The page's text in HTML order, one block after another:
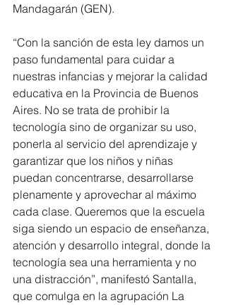
Mandagarán (GEN).
“Con la sanción de esta ley damos un
paso fundamental para cuidar a
nuestras infancias y mejorar la calidad
educativa en la Provincia de Buenos
Aires. No se trata de prohibir la
tecnología sino de organizar su uso,
ponerla al servicio del aprendizaje y
garantizar que los niños y niñas
puedan concentrarse, desarrollarse
plenamente y aprovechar al máximo
cada clase. Queremos que la escuela
siga siendo un espacio de enseñanza,
atención y desarrollo integral, donde la
tecnología sea una herramienta y no
una distracción”, manifestó Santalla,
que comulga en la agrupación La